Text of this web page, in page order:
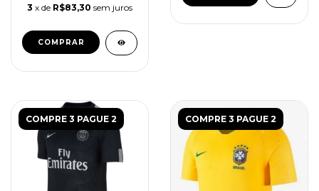
3 x de R$83,30 sem juros
COMPRAR
COMPRE 3 PAGUE 2 COMPRE 3 PAGUE 2